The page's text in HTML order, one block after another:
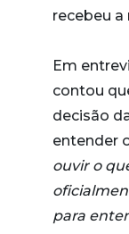
recebeu
Em
contou
decisão
entender
ouvir o
para